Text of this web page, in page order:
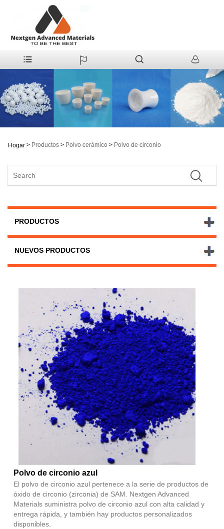
Hogar > Productos > Polvo cerámico > Polvo de circonio
PRODUCTOS
NUEVOS PRODUCTOS
Polvo de circonio azul
El polvo de circonio azul pertenece a la serie de productos de
óxido de circonio (zirconia) de SAM. Nextgen Advanced
Materials suministra polvo de circonio azul con alta calidad y
entrega rápida, y también hay productos personalizados
disponibles.